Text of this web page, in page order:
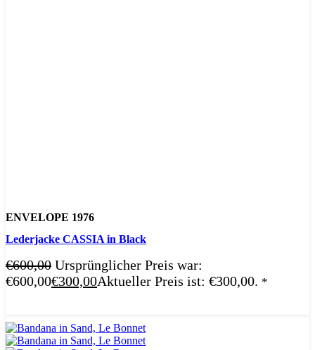
ENVELOPE 1976
Lederjacke CASSIA in Black
€600,00 Ursprünglicher Preis war:
€600,00€300,00Aktueller Preis ist: €300,00. *